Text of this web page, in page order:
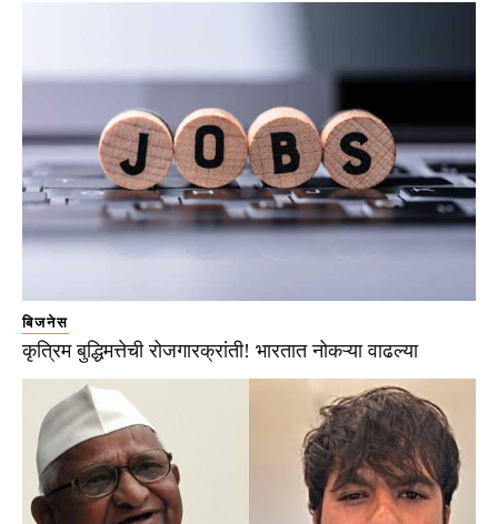
बिजनेस
कृत्रिम बुद्धिमत्तेची रोजगारक्रांती! भारतात नोकऱ्या वाढल्या